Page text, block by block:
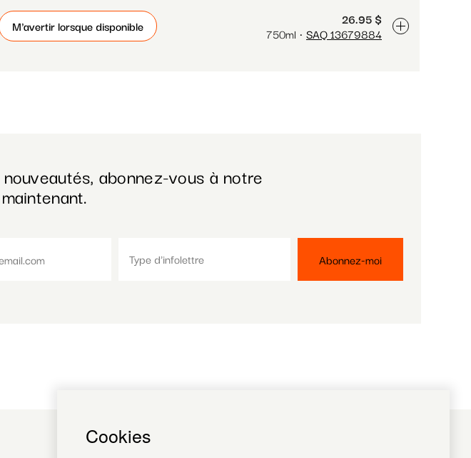
Cookies
M'avertir lorsque disponible
26.95 $
750ml
SAQ 13679884
abonnez-vous à notre
Pied
Payer